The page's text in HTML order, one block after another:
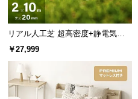
リアル人工芝 超高密度+静電気防
止 極細タイプ 芝丈20mm 2×10m
￥27,999